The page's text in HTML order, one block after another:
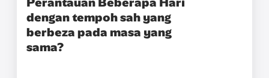
dengan tempoh sah yang
berbeza pada masa yang
sama?